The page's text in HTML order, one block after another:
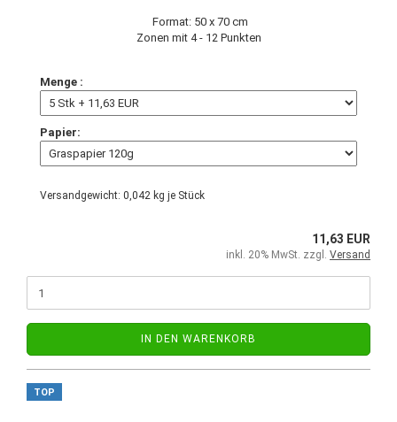
Format: 50 x 70 cm
Zonen mit 4 - 12 Punkten
Menge :
Papier:
Versandgewicht: 0,042 kg je Stück
11,63 EUR
inkl. 20% MwSt. zzgl. Versand
IN DEN WARENKORB
TOP